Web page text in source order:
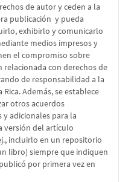
de autor y ceden a la
publicación y pueda
exhibirlo y comunicarlo
medios impresos y
el compromiso sobre
con derechos de
de responsabilidad a la
Además, se establece
otros acuerdos
adicionales para la
versión del artículo
incluirlo en un repositorio
libro) siempre que indiquen
por primera vez en